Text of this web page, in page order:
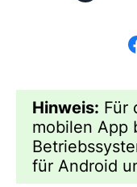
Hinweis: Für
mobilen App
für Android